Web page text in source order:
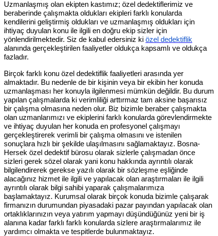
Uzmanlaşmış olan ekipten kastımız; özel dedektiflerimiz ve
beraberinde çalışmakta oldukları ekipleri farklı konularda
kendilerini geliştirmiş oldukları ve uzmanlaşmış oldukları için
ihtiyaç duyulan konu ile ilgili en doğru ekip sizler için
yönlendirilmektedir. Siz de kabul edersiniz ki özel dedektiflik
alanında gerçekleştirilen faaliyetler oldukça kapsamlı ve oldukça
fazladır.
Birçok farklı konu özel dedektiflik faaliyetleri arasında yer
almaktadır. Bu nedenle de bir kişinin veya bir ekibin her konuda
uzmanlaşması her konuyla ilgilenmesi mümkün değildir. Bu durum
yapılan çalışmalarda ki verimliliği arttırmaz tam aksine başarısız
bir çalışma olmasına neden olur. Biz bizimle beraber çalışmakta
olan uzmanlarımızı ve ekiplerini farklı konularda görevlendirmekte
ve ihtiyaç duyulan her konuda en profesyonel çalışmayı
gerçekleştirerek verimli bir çalışma olmasını ve istenilen
sonuçlara hızlı bir şekilde ulaşılmasını sağlamaktayız. Bosna-
Hersek özel dedektif bürosu olarak sizlerle çalışmadan önce
sizleri gerek sözel olarak yani konu hakkında ayrıntılı olarak
bilgilendirerek gerekse yazılı olarak bir sözleşme eşliğinde
alacağınız hizmet ile ilgili ve yapılacak olan araştırmaları ile ilgili
ayrıntılı olarak bilgi sahibi yaparak çalışmalarımıza
başlamaktayız. Kurumsal olarak birçok konuda bizimle çalışarak
firmanızın durumundan piyasadaki pazar payından yapılacak olan
ortaklıklarınızın veya yatırım yapmayı düşündüğünüz yeni bir iş
alanına kadar farklı farklı konularda sizlere araştırmalarımız ile
yardımcı olmakta ve tespitlerde bulunmaktayız.